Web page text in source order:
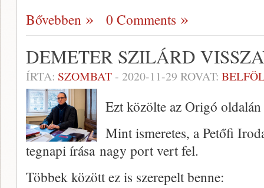
Bővebben 0 Comments
DEMETER SZILÁRD
ÍRTA: SZOMBAT- 2020-11-29 ROVAT:
Ezt közölte az Origó
Mint ismeretes, a Petőfi
tegnapi írása nagy port vert fel.
Többek között ez is szerepelt benne: